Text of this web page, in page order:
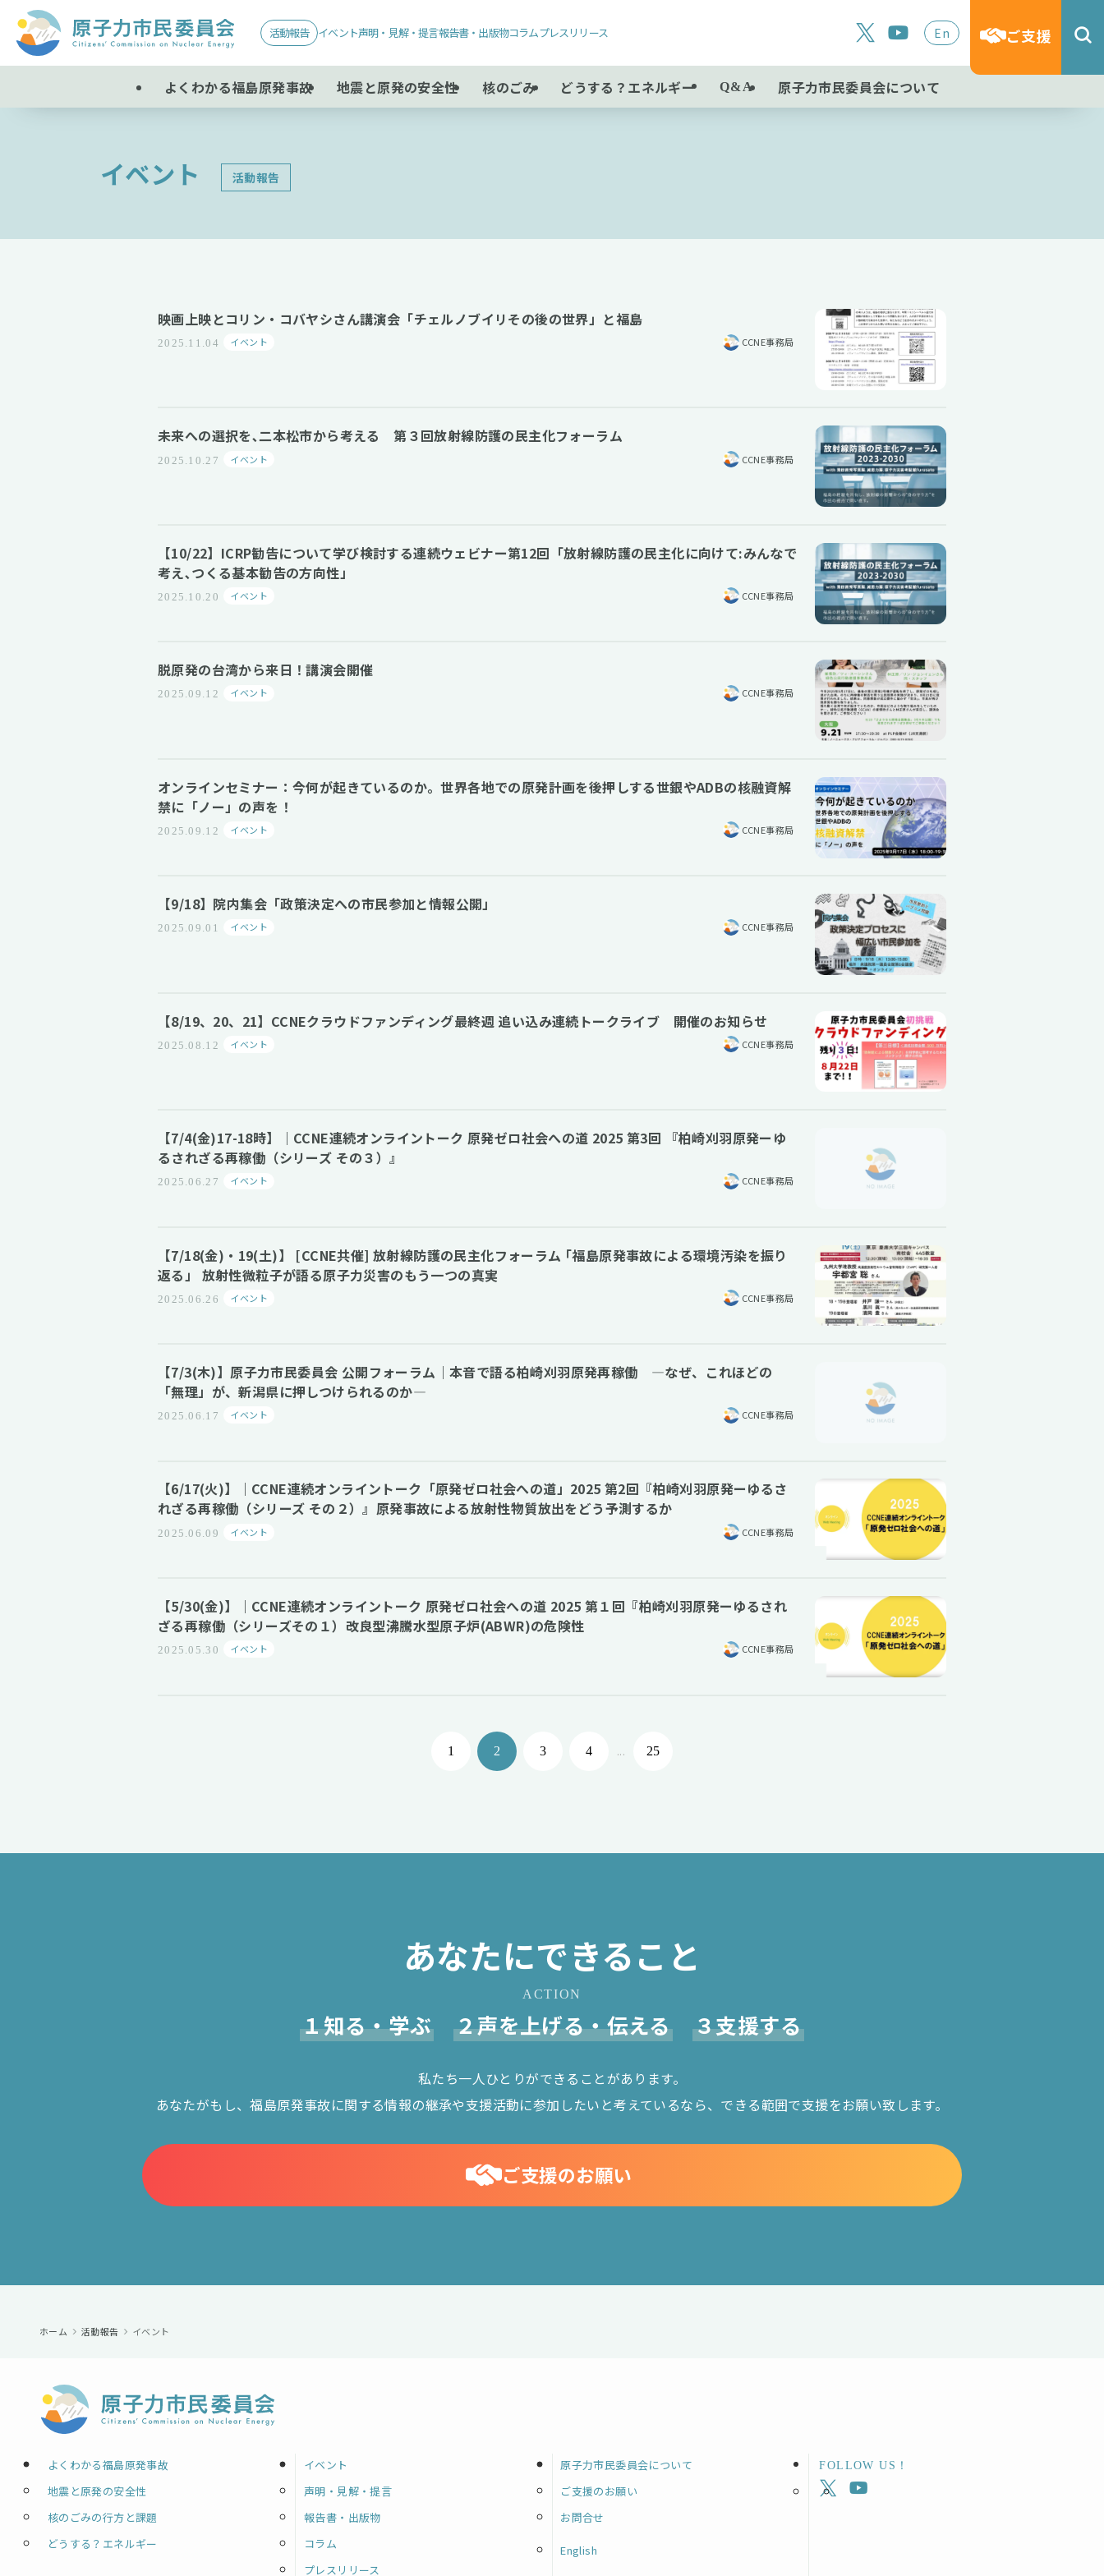
活動報告 イベント声明・見解・提言報告書・出版物コラムプレスリリース En ご支援
よくわかる福島原発事故 地震と原発の安全性 核のごみ どうする？エネルギー Q&A 原子力市民委員会について
イベント 活動報告
映画上映とコリン・コバヤシさん講演会「チェルノブイリその後の世界」と福島
2025.11.04 イベント CCNE事務局
未来への選択を､二本松市から考える 第３回放射線防護の民主化フォーラム
2025.10.27 イベント CCNE事務局
【10/22】ICRP勧告について学び検討する連続ウェビナー第12回「放射線防護の民主化に向けて:みんなで
考え､つくる基本勧告の方向性」
2025.10.20 イベント CCNE事務局
脱原発の台湾から来日！講演会開催
2025.09.12 イベント CCNE事務局
オンラインセミナー：今何が起きているのか。世界各地での原発計画を後押しする世銀やADBの核融資解
禁に「ノー」の声を！
2025.09.12 イベント CCNE事務局
【9/18】院内集会「政策決定への市民参加と情報公開」
2025.09.01 イベント CCNE事務局
【8/19、20、21】CCNEクラウドファンディング最終週 追い込み連続トークライブ 開催のお知らせ
2025.08.12 イベント CCNE事務局
【7/4(金)17-18時】｜CCNE連続オンライントーク 原発ゼロ社会への道 2025 第3回 『柏崎刈羽原発ーゆ
るされざる再稼働（シリーズ その３）』
2025.06.27 イベント CCNE事務局
【7/18(金)・19(土)】 [CCNE共催] 放射線防護の民主化フォーラム ｢福島原発事故による環境汚染を振り
返る」 放射性微粒子が語る原子力災害のもう一つの真実
2025.06.26 イベント CCNE事務局
【7/3(木)】原子力市民委員会 公開フォーラム｜本音で語る柏崎刈羽原発再稼働 ―なぜ、これほどの
「無理」が、新潟県に押しつけられるのか―
2025.06.17 イベント CCNE事務局
【6/17(火)】｜CCNE連続オンライントーク「原発ゼロ社会への道」2025 第2回『柏崎刈羽原発ーゆるさ
れざる再稼働（シリーズ その２）』原発事故による放射性物質放出をどう予測するか
2025.06.09 イベント CCNE事務局
【5/30(金)】｜CCNE連続オンライントーク 原発ゼロ社会への道 2025 第１回『柏崎刈羽原発ーゆるされ
ざる再稼働（シリーズその１）改良型沸騰水型原子炉(ABWR)の危険性
2025.05.30 イベント CCNE事務局
1 2 3 4 ... 25
あなたにできること
ACTION
１知る・学ぶ ２声を上げる・伝える ３支援する
私たち一人ひとりができることがあります。
あなたがもし、福島原発事故に関する情報の継承や支援活動に参加したいと考えているなら、できる範囲で支援をお願い致します。
ご支援のお願い
ホーム 活動報告 イベント
よくわかる福島原発事故
地震と原発の安全性
核のごみの行方と課題
どうする？エネルギー
イベント
声明・見解・提言
報告書・出版物
コラム
プレスリリース
原子力市民委員会について
ご支援のお願い
お問合せ
English
FOLLOW US！